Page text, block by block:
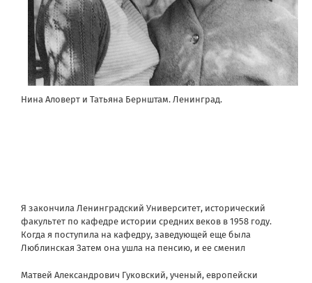
Нина Аловерт и Татьяна Бернштам. Ленинград.
Я закончила Ленинградский Университет, исторический
факультет по кафедре истории средних веков в 1958 году.
Когда я поступила на кафедру, заведующей еще была
Люблинская Затем она ушла на пенсию, и ее сменил
Матвей Александрович Гуковский, ученый, европейски